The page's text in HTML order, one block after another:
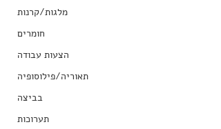
מלגות/קרנות
חומרים
הצעות עבודה
תאוריה/פילוסופיה
בביצה
תערוכות